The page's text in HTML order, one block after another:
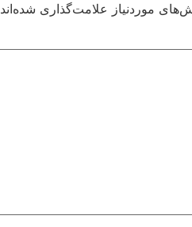
موردنیاز علامت‌گذاری شده‌اند